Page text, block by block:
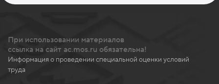
При использовании материалов
ссылка на сайт ac.mos.ru обязательна!
Информация о проведении специальной оценки условий
труда